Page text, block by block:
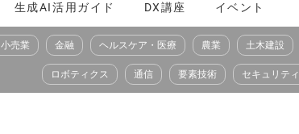
生成AI活用ガイド DX講座 イベント
小売業 金融 ヘルスケア・医療 農業 土木建設
ロボティクス 通信 要素技術 セキュリティ